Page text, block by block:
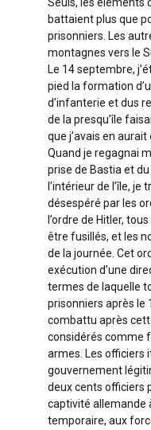
battaient plus que
prisonniers. Les
montagnes vers le
Le 14 septembre,
pied la formation
d’infanterie et dus
de la presqu’île
que j’avais en
Quand je regagnai
prise de Bastia et
l’intérieur de l’île,
désespéré par les
l’ordre de Hitler,
être fusillés, et les
de la journée. Cet
exécution d’une
termes de laquelle
prisonniers après le
combattu après
considérés comme
armes. Les officiers
gouvernement
deux cents officiers
captivité allemande
temporaire, aux